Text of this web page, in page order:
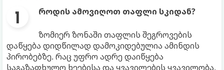
როდის ამოვიღოთ თაფლი სკიდან?
ზომიერ ზონაში თაფლის შეგროვების
დაწყება დიდწილად დამოკიდებულია ამინდის
პირობებზე. რაც უფრო ადრე დაიწყება
საგაზაფხულო ხეებისა და ყვავილების ყვავილობა,